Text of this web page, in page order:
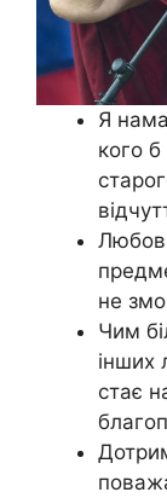
Я
кого
Любов
не
Чим
інших
стає